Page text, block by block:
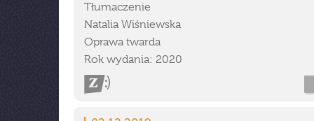
Tłumaczenie
Natalia Wiśniewska
Oprawa twarda
Rok wydania: 2020